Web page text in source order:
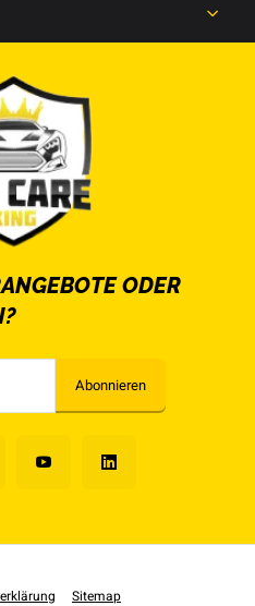
ODER
Abonnieren
Sitemap